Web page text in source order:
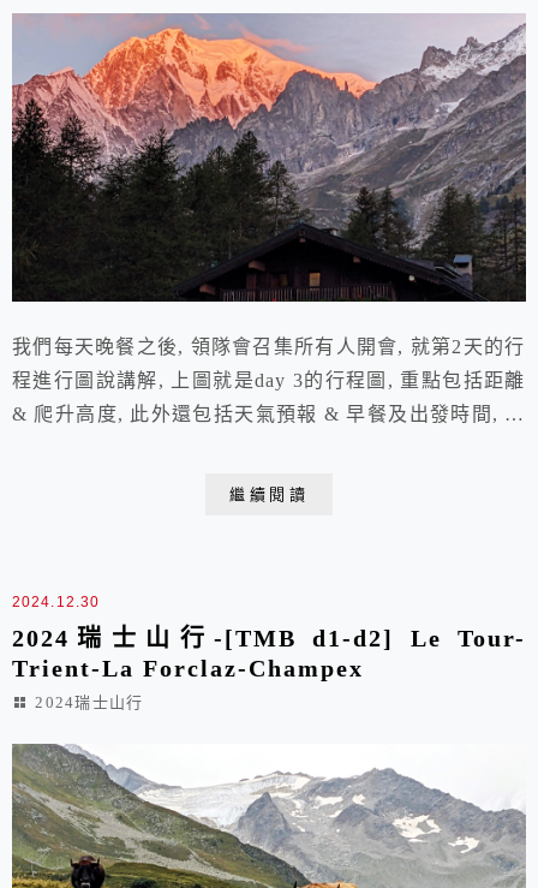
我們每天晚餐之後, 領隊會召集所有人開會, 就第2天的行
程進行圖說講解, 上圖就是day 3的行程圖, 重點包括距離
& 爬升高度, 此外還包括天氣預報 & 早餐及出發時間, 講
繼續閱讀
2024.12.30
2024瑞士山行-[TMB d1-d2] Le Tour-
Trient-La Forclaz-Champex
2024瑞士山行